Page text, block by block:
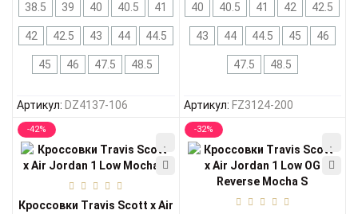
38.5 39 40 40.5 41
42 42.5 43 44 44.5
45 46 47.5 48.5
Артикул: DZ4137-106
40 40.5 41 42 42.5
43 44 44.5 45 46
47.5 48.5
Артикул: FZ3124-200
-42%
Кроссовки Travis Scott x Air
-32%